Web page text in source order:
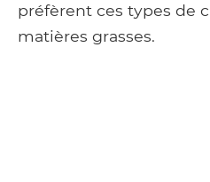
préfèrent ces types de
matières grasses.